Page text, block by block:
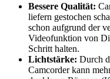
Bessere Qualität:
liefern gestochen
schon aufgrund der
Videofunktion von
Schritt halten.
Lichtstärke: Durch
Camcorder kann